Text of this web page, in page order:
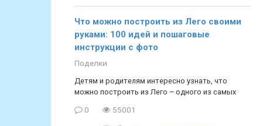
Что можно построить из Лего своими
руками: 100 идей и пошаговые
инструкции с фото
Поделки
Детям и родителям интересно узнать, что
можно построить из Лего – одного из самых
0 55001